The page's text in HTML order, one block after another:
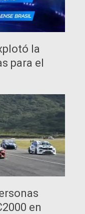
la
para el
en